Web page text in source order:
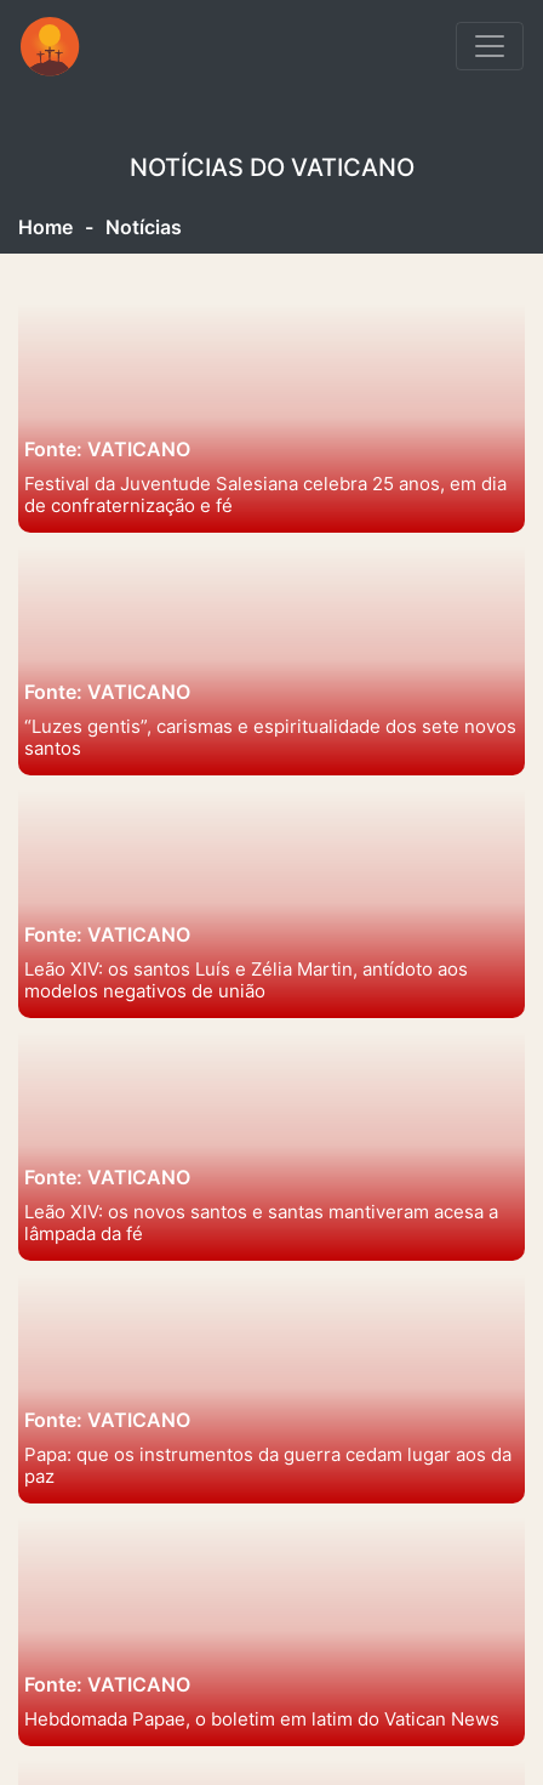
NOTÍCIAS DO VATICANO
Home - Notícias
Fonte: VATICANO
Festival da Juventude Salesiana celebra 25 anos, em dia
de confraternização e fé
Fonte: VATICANO
“Luzes gentis”, carismas e espiritualidade dos sete novos
santos
Fonte: VATICANO
Leão XIV: os santos Luís e Zélia Martin, antídoto aos
modelos negativos de união
Fonte: VATICANO
Leão XIV: os novos santos e santas mantiveram acesa a
lâmpada da fé
Fonte: VATICANO
Papa: que os instrumentos da guerra cedam lugar aos da
paz
Fonte: VATICANO
Hebdomada Papae, o boletim em latim do Vatican News